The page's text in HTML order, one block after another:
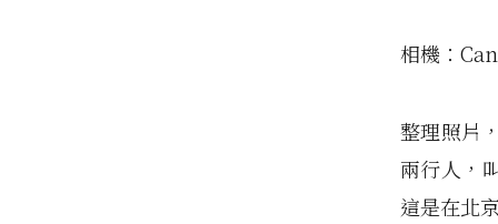
相機：
整理照片
兩行人，
這是在北